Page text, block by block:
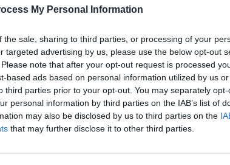
My Personal Information
the sale, sharing to third parties, or processing of your
targeted advertising by us, please use the below opt-out
note that after your opt-out request is processed
based ads based on personal information utilized by us
third parties prior to your opt-out. You may separately
personal information by third parties on the IAB’s list of
may also be disclosed by us to third parties on the
that may further disclose it to other third parties.
Tweeta
Twitter
Träning
Träning
Träning
Träning